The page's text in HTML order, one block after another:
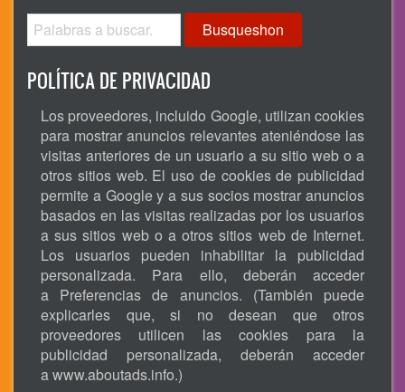
Busqueshon
POLÍTICA DE PRIVACIDAD
Los proveedores, incluido Google, utilizan cookies
para mostrar anuncios relevantes ateniéndose las
visitas anteriores de un usuario a su sitio web o a
otros sitios web. El uso de cookies de publicidad
permite a Google y a sus socios mostrar anuncios
basados en las visitas realizadas por los usuarios
a sus sitios web o a otros sitios web de Internet.
Los usuarios pueden inhabilitar la publicidad
personalizada. Para ello, deberán acceder
a Preferencias de anuncios. (También puede
explicarles que, si no desean que otros
proveedores utilicen las cookies para la
publicidad personalizada, deberán acceder
a www.aboutads.info.)